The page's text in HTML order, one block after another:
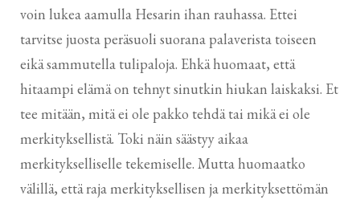
voin lukea aamulla Hesarin ihan rauhassa. Ettei
tarvitse juosta peräsuoli suorana palaverista toiseen
eikä sammutella tulipaloja. Ehkä huomaat, että
hitaampi elämä on tehnyt sinutkin hiukan laiskaksi. Et
tee mitään, mitä ei ole pakko tehdä tai mikä ei ole
merkityksellistä. Toki näin säästyy aikaa
merkitykselliselle tekemiselle. Mutta huomaatko
välillä, että raja merkityksellisen ja merkityksettömän